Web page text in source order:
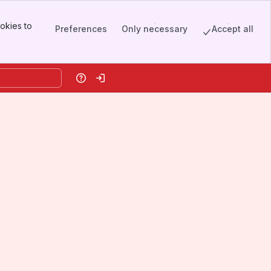
to
Preferences Only necessary Accept all
HelpLog in